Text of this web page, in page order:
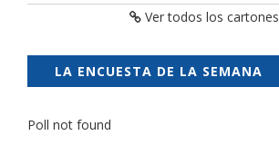
Ver todos los cartones
LA ENCUESTA DE LA SEMANA
Poll not found